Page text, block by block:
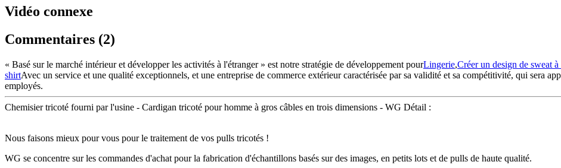
Vidéo connexe
Commentaires (2)
« Basé sur le marché intérieur et développer les activités à l'étranger » est notre stratégie de développement pourLingerie,Créer un design de sweat à
shirtAvec un service et une qualité exceptionnels, et une entreprise de commerce extérieur caractérisée par sa validité et sa compétitivité, qui sera
employés.
Chemisier tricoté fourni par l'usine - Cardigan tricoté pour homme à gros câbles en trois dimensions - WG Détail :
Nous faisons mieux pour vous pour le traitement de vos pulls tricotés !
WG se concentre sur les commandes d'achat pour la fabrication d'échantillons basés sur des images, en petits lots et de pulls de haute qualité.